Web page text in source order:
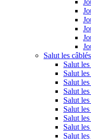
Salut les
Salut
Salut
Salut
Salut
Salut
Salut
Salut
Salut
Salut